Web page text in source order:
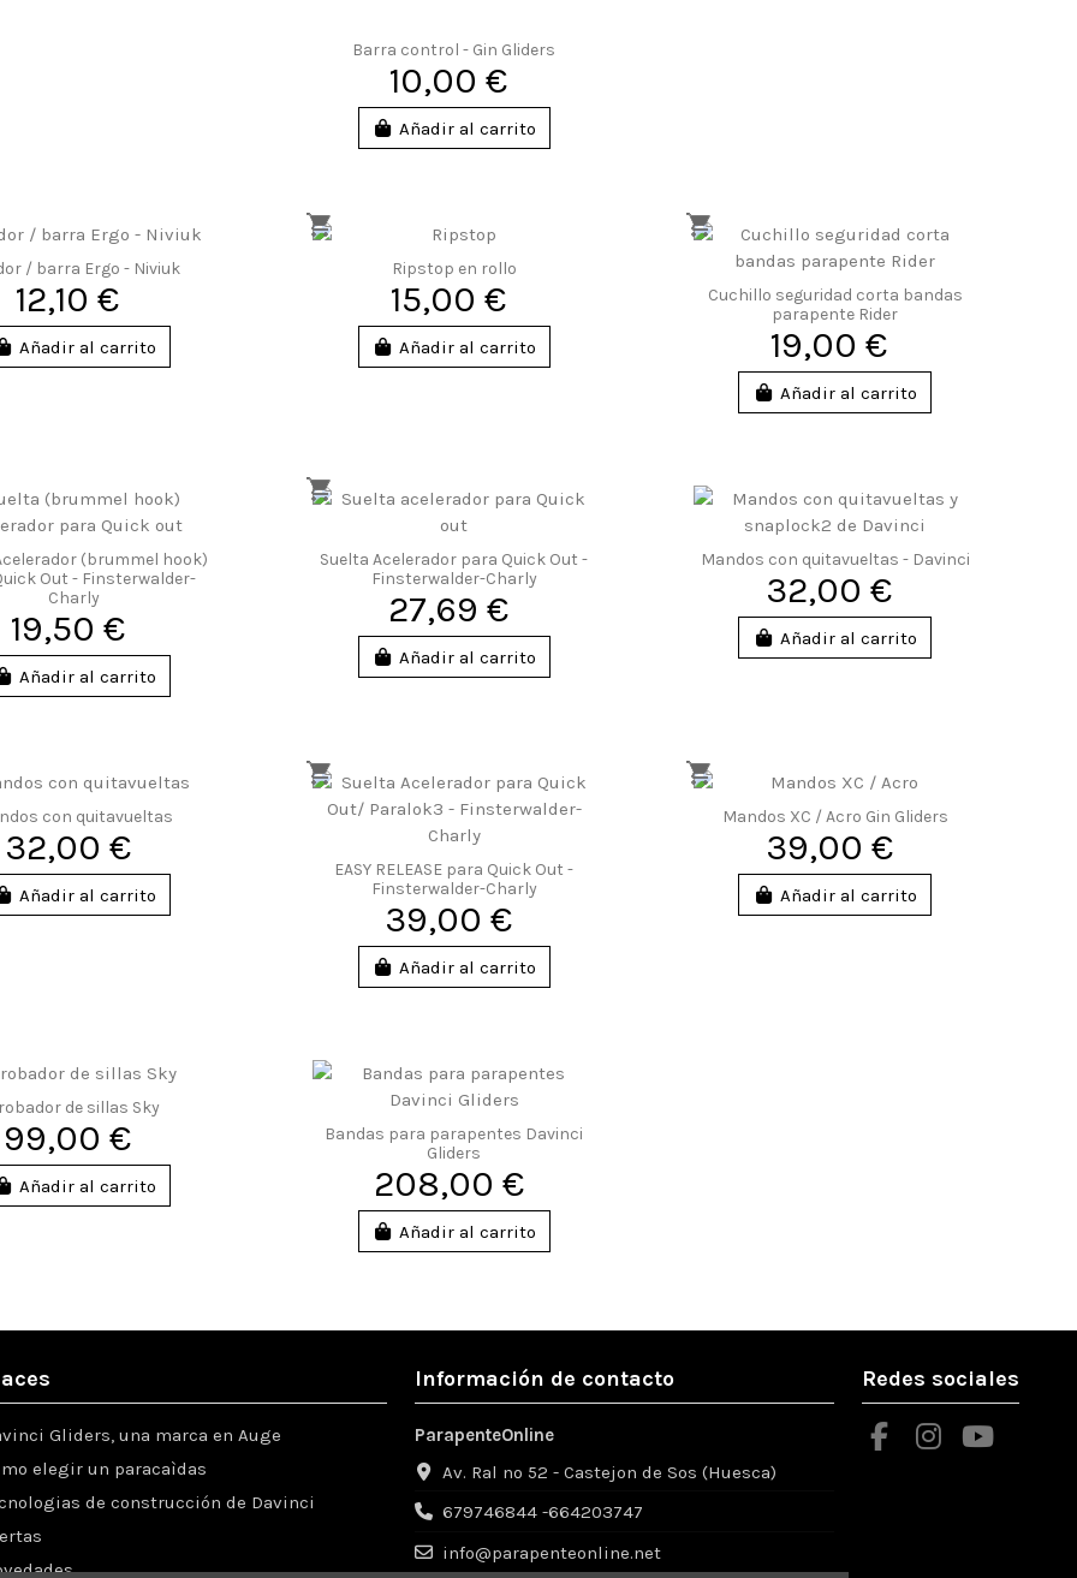
Barra control - Gin Gliders
10,00 €
Añadir al carrito
/ barra Ergo - Niviuk
12,10 €
Añadir al carrito
Ripstop en rollo
15,00 €
Añadir al carrito
Cuchillo seguridad corta bandas
parapente Rider
19,00 €
Añadir al carrito
(brummel hook)
Out - Finsterwalder-
Charly
19,50 €
Añadir al carrito
Suelta Acelerador para Quick Out -
Finsterwalder-Charly
27,69 €
Añadir al carrito
Mandos con quitavueltas - Davinci
32,00 €
Añadir al carrito
con quitavueltas
32,00 €
Añadir al carrito
EASY RELEASE para Quick Out -
Finsterwalder-Charly
39,00 €
Añadir al carrito
Mandos XC / Acro Gin Gliders
39,00 €
Añadir al carrito
de sillas Sky
99,00 €
Añadir al carrito
Bandas para parapentes Davinci
Gliders
208,00 €
Añadir al carrito
Gliders, una marca en Auge
elegir un paracaìdas
de construcción de Davinci
Información de contacto
ParapenteOnline
Av. Ral nº 52 - Castejon de Sos (Huesca)
679746844 -664203747
info@parapenteonline.net
Redes sociales